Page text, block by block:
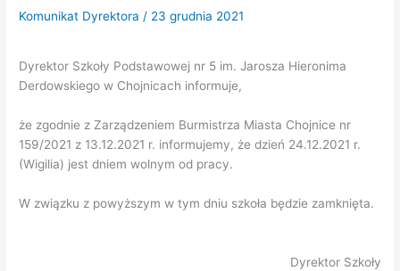
Komunikat Dyrektora / 23 grudnia 2021
Dyrektor Szkoły Podstawowej nr 5 im. Jarosza Hieronima
Derdowskiego w Chojnicach informuje,
że zgodnie z Zarządzeniem Burmistrza Miasta Chojnice nr
159/2021 z 13.12.2021 r. informujemy, że dzień 24.12.2021 r.
(Wigilia) jest dniem wolnym od pracy.
W związku z powyższym w tym dniu szkoła będzie zamknięta.
Dyrektor Szkoły